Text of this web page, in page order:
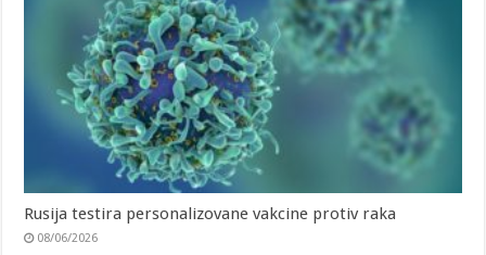
Rusija testira personalizovane vakcine protiv raka
08/06/2026